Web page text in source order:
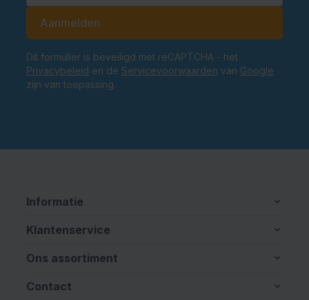
Aanmelden
Dit formulier is beveiligd met reCAPTCHA - het
Privacybeleid en de Servicevoorwaarden van Google
zijn van toepassing.
Informatie
Klantenservice
Ons assortiment
Contact